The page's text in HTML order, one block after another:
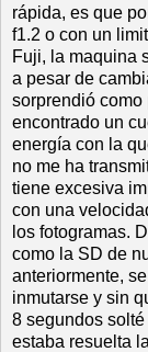
rápida, es que
f1.2 o con un
Fuji, la maquina
a pesar de
sorprendió como
encontrado un
energía con la
no me ha
tiene excesiva
con una
los fotogramas.
como la SD de
anteriormente,
inmutarse y sin
8 segundos
estaba resuelta